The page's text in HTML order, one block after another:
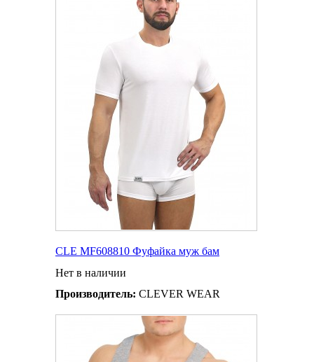
CLE MF608810 Фуфайка муж бам
Нет в наличии
Производитель: CLEVER WEAR